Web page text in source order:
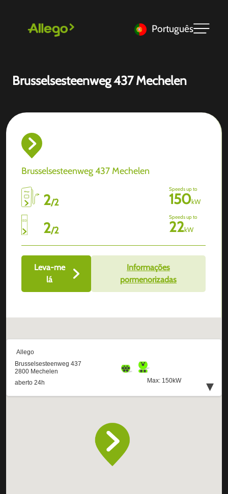
Português
Brusselsesteenweg 437 Mechelen
Brusselsesteenweg 437 Mechelen
2/2
Speeds up to
150kW
2/2
Speeds up to
22kW
Leva-me
lá
Informações
pormenorizadas